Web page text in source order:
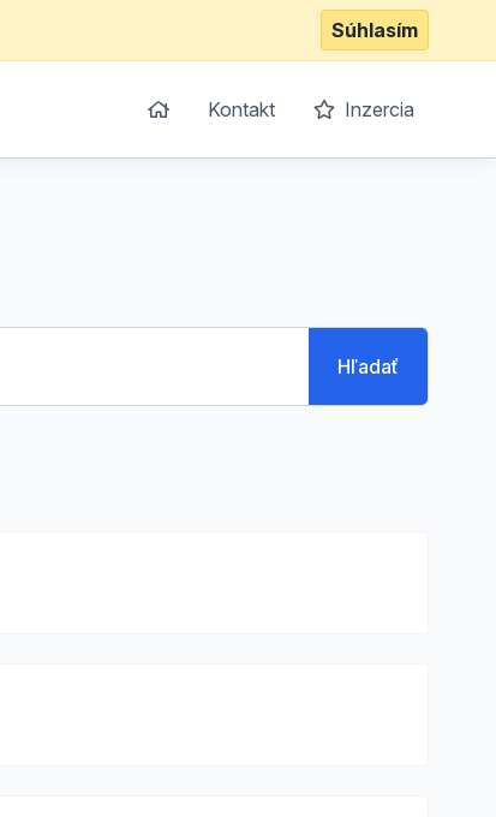
Súhlasím
Kontakt Inzercia
Hľadať